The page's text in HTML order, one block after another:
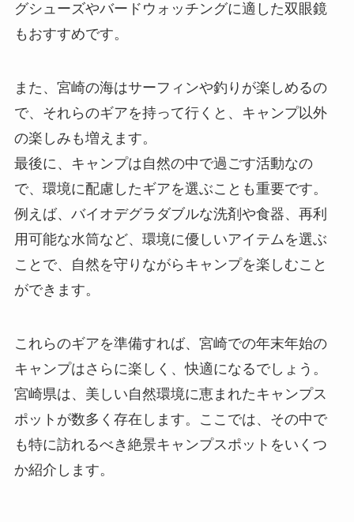
グシューズやバードウォッチングに適した双眼鏡
もおすすめです。
また、宮崎の海はサーフィンや釣りが楽しめるの
で、それらのギアを持って行くと、キャンプ以外
の楽しみも増えます。
最後に、キャンプは自然の中で過ごす活動なの
で、環境に配慮したギアを選ぶことも重要です。
例えば、バイオデグラダブルな洗剤や食器、再利
用可能な水筒など、環境に優しいアイテムを選ぶ
ことで、自然を守りながらキャンプを楽しむこと
ができます。
これらのギアを準備すれば、宮崎での年末年始の
キャンプはさらに楽しく、快適になるでしょう。
宮崎県は、美しい自然環境に恵まれたキャンプス
ポットが数多く存在します。ここでは、その中で
も特に訪れるべき絶景キャンプスポットをいくつ
か紹介します。